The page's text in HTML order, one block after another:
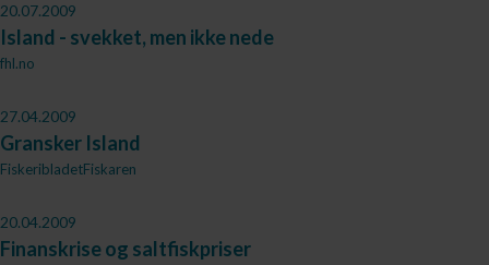
20.07.2009
Island - svekket, men ikke nede
fhl.no
27.04.2009
Gransker Island
FiskeribladetFiskaren
20.04.2009
Finanskrise og saltfiskpriser